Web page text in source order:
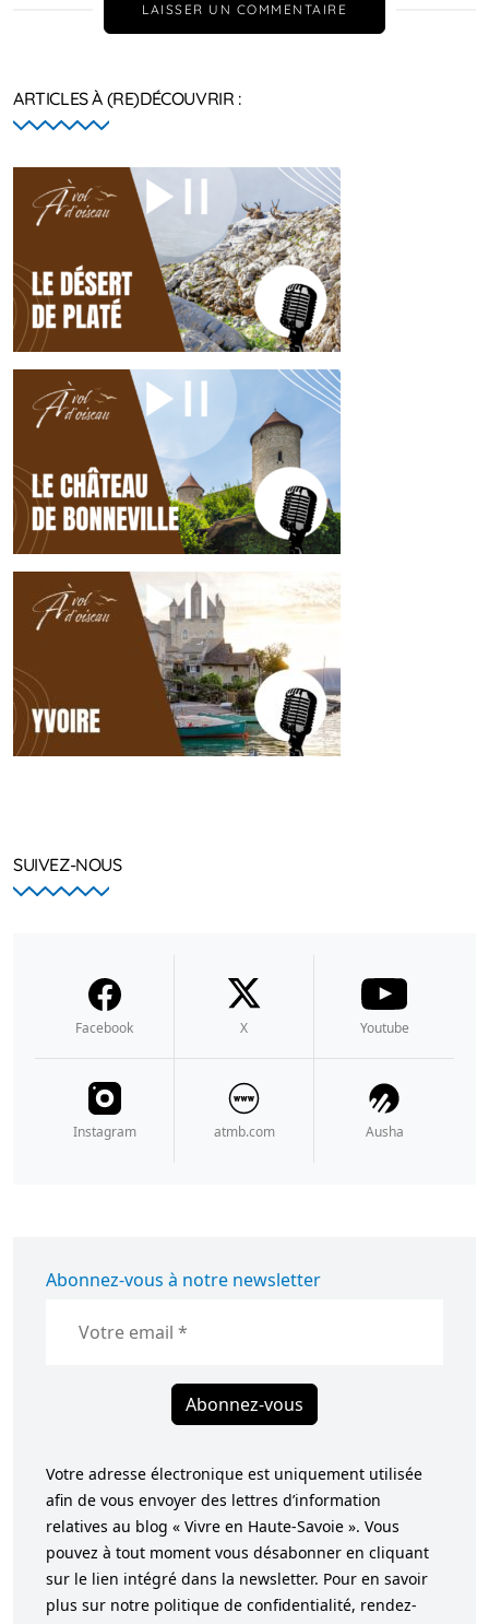
LAISSER UN COMMENTAIRE
ARTICLES À (RE)DÉCOUVRIR :
SUIVEZ-NOUS
Facebook X Youtube
Instagram atmb.com Ausha
Abonnez-vous à notre newsletter
Abonnez-vous
Votre adresse électronique est uniquement utilisée
afin de vous envoyer des lettres d’information
relatives au blog « Vivre en Haute-Savoie ». Vous
pouvez à tout moment vous désabonner en cliquant
sur le lien intégré dans la newsletter. Pour en savoir
plus sur notre politique de confidentialité, rendez-